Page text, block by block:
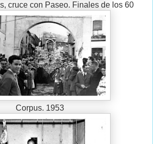
cruce con Paseo. Finales de los 60
Corpus. 1953